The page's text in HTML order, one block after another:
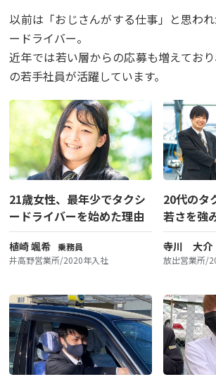
以前は「おじさんがする仕事」と思わ
ードライバー。
近年では若い層からの応募も増えてお
の若手社員が活躍しています。
21歳女性、最年少でタクシ
ードライバーを始めた理由
植崎 颯希
乗務員
井高野営業所/2020年入社
20代のタ
若さを強
寺川 大介
放出営業所/